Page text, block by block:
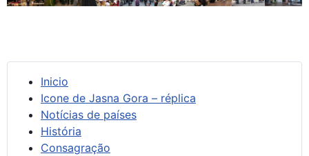
Inicio
Icone de Jasna Gora – réplica
Notícias de países
História
Consagração